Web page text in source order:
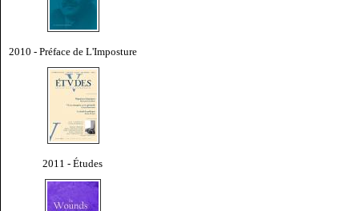
2010 - Préface de L'Imposture
2011 - Études